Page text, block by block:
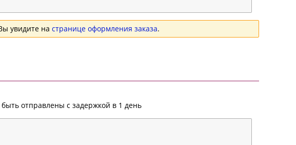
увидите на странице оформления заказа.
отправлены с задержкой в 1 день